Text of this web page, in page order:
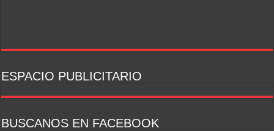
ESPACIO PUBLICITARIO
BUSCANOS EN FACEBOOK